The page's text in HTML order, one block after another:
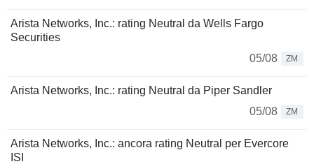
Arista Networks, Inc.: rating Neutral da Wells Fargo
Securities
05/08
ZM
Arista Networks, Inc.: rating Neutral da Piper Sandler
05/08
ZM
Arista Networks, Inc.: ancora rating Neutral per Evercore
ISI